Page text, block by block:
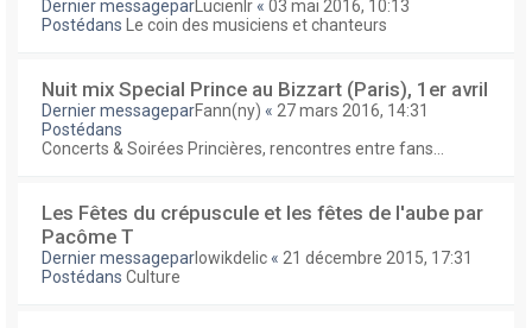
Dernier messagepar Lucienlr « 03 mai 2016, 10:13
Postédans
Le coin des musiciens et chanteurs
Nuit mix Special Prince au Bizzart (Paris), 1er avril
Dernier messageparFann(ny) « 27 mars 2016, 14:31
Postédans
Concerts & Soirées Princières, rencontres entre fans...
Les Fêtes du crépuscule et les fêtes de l'aube par
Pacôme T
Dernier messageparlowikdelic « 21 décembre 2015, 17:31
Postédans Culture